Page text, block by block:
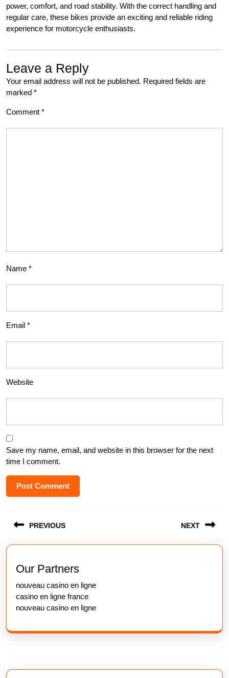
power, comfort, and road stability. With the correct handling and
regular care, these bikes provide an exciting and reliable riding
experience for motorcycle enthusiasts.
Leave a Reply
Your email address will not be published. Required fields are
marked *
Comment *
Name *
Email *
Website
Save my name, email, and website in this browser for the next
time I comment.
navigation
PREVIOUS
Previous
post:
NEXT
Our Partners
nouveau casino en ligne
casino en ligne france
nouveau casino en ligne